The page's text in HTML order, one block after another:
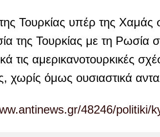
Τουρκίας υπέρ της Χαμάς
της Τουρκίας με τη Ρωσία
τις αμερικανοτουρκικές
χωρίς όμως ουσιαστικά
48246/politiki/